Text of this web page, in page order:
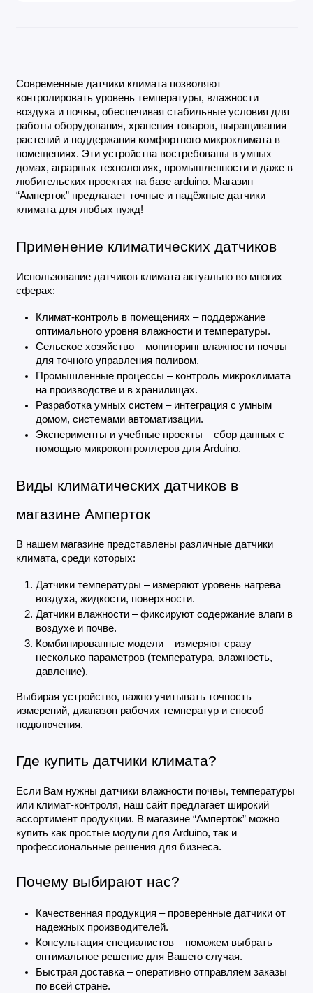
Современные датчики климата позволяют
контролировать уровень температуры, влажности
воздуха и почвы, обеспечивая стабильные условия для
работы оборудования, хранения товаров, выращивания
растений и поддержания комфортного микроклимата в
помещениях. Эти устройства востребованы в умных
домах, аграрных технологиях, промышленности и даже в
любительских проектах на базе arduino. Магазин
“Амперток” предлагает точные и надёжные датчики
климата для любых нужд!
Применение климатических датчиков
Использование датчиков климата актуально во многих
сферах:
Климат-контроль в помещениях – поддержание
оптимального уровня влажности и температуры.
Сельское хозяйство – мониторинг влажности почвы
для точного управления поливом.
Промышленные процессы – контроль микроклимата
на производстве и в хранилищах.
Разработка умных систем – интеграция с умным
домом, системами автоматизации.
Эксперименты и учебные проекты – сбор данных с
помощью микроконтроллеров для Arduino.
Виды климатических датчиков в
магазине Амперток
В нашем магазине представлены различные датчики
климата, среди которых:
Датчики температуры – измеряют уровень нагрева
воздуха, жидкости, поверхности.
Датчики влажности – фиксируют содержание влаги в
воздухе и почве.
Комбинированные модели – измеряют сразу
несколько параметров (температура, влажность,
давление).
Выбирая устройство, важно учитывать точность
измерений, диапазон рабочих температур и способ
подключения.
Где купить датчики климата?
Если Вам нужны датчики влажности почвы, температуры
или климат-контроля, наш сайт предлагает широкий
ассортимент продукции. В магазине “Амперток” можно
купить как простые модули для Arduino, так и
профессиональные решения для бизнеса.
Почему выбирают нас?
Качественная продукция – проверенные датчики от
надежных производителей.
Консультация специалистов – поможем выбрать
оптимальное решение для Вашего случая.
Быстрая доставка – оперативно отправляем заказы
по всей стране.